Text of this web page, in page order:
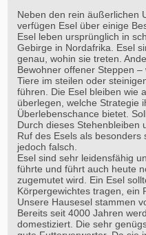
Neben den rein äußerlichen
verfügen Esel über einige
Esel leben ursprünglich in
Gebirge in Nordafrika. Esel
genau, wohin sie treten.
Bewohner offener Steppen
Tiere im steilen oder
führen. Die Esel bleiben wie
überlegen, welche Strategie
Überlebenschance bietet.
Durch dieses Stehenbleiben
Ruf des Esels als
jedoch falsch.
Esel sind sehr leidensfähig
führte und führt auch heute
zugemutet wird. Ein Esel
Körpergewichtes tragen, ein
Unsere Hausesel stammen
Bereits seit 4000 Jahren
domestiziert. Die sehr